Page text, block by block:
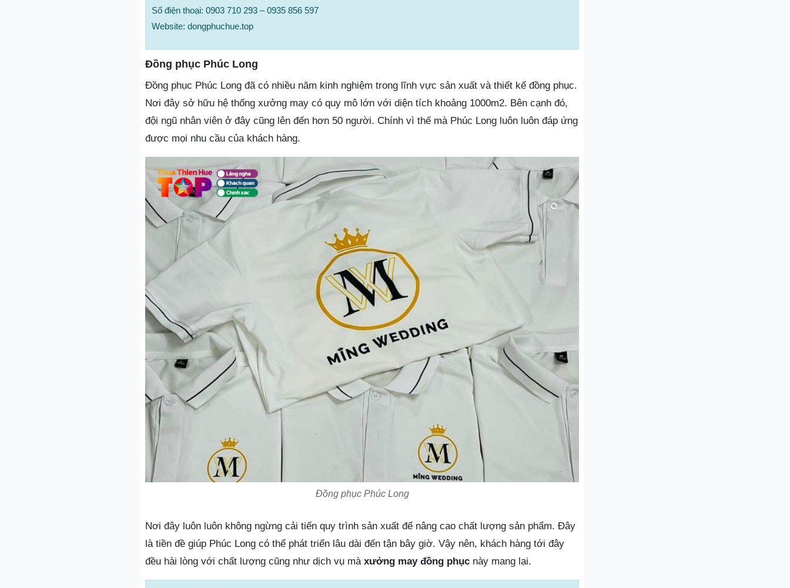
Số điện thoại: 0903 710 293 – 0935 856 597
Website: dongphuchue.top
Đồng phục Phúc Long
Đồng phục Phúc Long đã có nhiều năm kinh nghiệm trong lĩnh vực sản xuất và thiết kế đồng phục.
Nơi đây sở hữu hệ thống xưởng may có quy mô lớn với diện tích khoảng 1000m2. Bên cạnh đó,
đội ngũ nhân viên ở đây cũng lên đến hơn 50 người. Chính vì thế mà Phúc Long luôn luôn đáp ứng
được mọi nhu cầu của khách hàng.
Đồng phục Phúc Long
Nơi đây luôn luôn không ngừng cải tiến quy trình sản xuất để nâng cao chất lượng sản phẩm. Đây
là tiền đề giúp Phúc Long có thể phát triển lâu dài đến tận bây giờ. Vậy nên, khách hàng tới đây
đều hài lòng với chất lượng cũng như dịch vụ mà xưởng may đồng phục này mang lại.